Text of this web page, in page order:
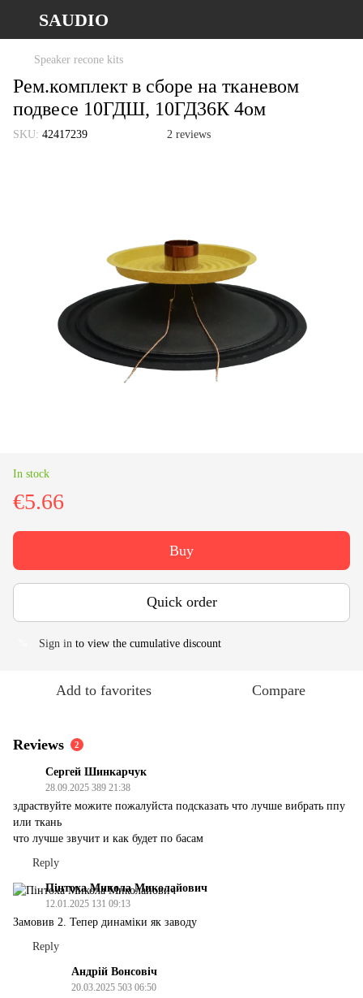
SAUDIO
Speaker recone kits
Рем.комплект в сборе на тканевом
подвесе 10ГДШ, 10ГД36К 4ом
SKU: 42417239 2 reviews
In stock
€5.66
Buy
Quick order
Sign in to view the cumulative discount
Add to favorites Compare
Reviews 2
Сергей Шинкарчук
28.09.2025 389 21:38
здраствуйте можите пожалуйста подсказать что лучше вибрать ппу
или ткань
что лучше звучит и как будет по басам
Reply
Пінтоха Микола Миколайович
12.01.2025 131 09:13
Замовив 2. Тепер динаміки як заводу
Reply
Андрій Вонсовіч
20.03.2025 503 06:50